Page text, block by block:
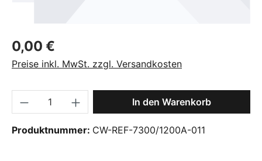
Regulärer Preis:
0,00 €
Preise inkl. MwSt. zzgl. Versandkosten
Produkt Anzahl: Gib den gewünschten
In den Warenkorb
Produktnummer: CW-REF-7300/1200A-011